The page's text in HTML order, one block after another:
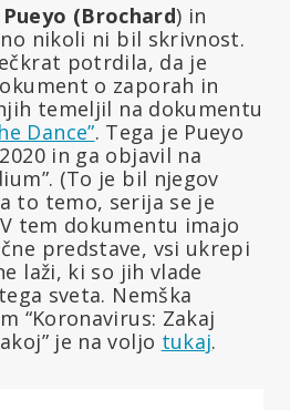
(Brochard) in
nikoli ni bil skrivnost.
potrdila, da je
o zaporah in
temeljil na dokumentu
Dance”. Tega je Pueyo
in ga objavil na
(To je bil njegov
to temo, serija se je
tem dokumentu imajo
predstave, vsi ukrepi
laži, ki so jih vlade
sveta. Nemška
“Koronavirus: Zakaj
je na voljo tukaj.